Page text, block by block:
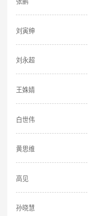
刘寅绅
刘永超
王姝婧
白世伟
黄思维
高见
孙晓慧